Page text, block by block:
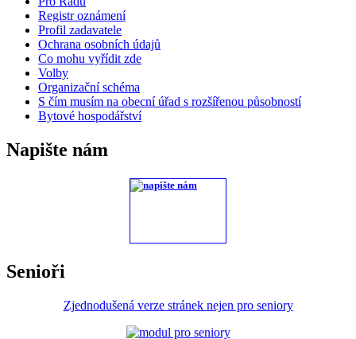
Registr oznámení
Profil zadavatele
Ochrana osobních údajů
Co mohu vyřídit zde
Volby
Organizační schéma
S čím musím na obecní úřad s rozšířenou působností
Bytové hospodářství
Napište nám
Senioři
Zjednodušená verze stránek nejen pro seniory